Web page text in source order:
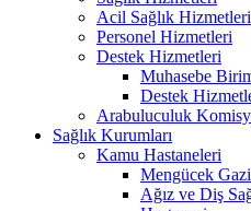
Acil Sağlık Hizmetleri
Personel Hizmetleri
Destek Hizmetleri
Muhasebe
Destek
Arabuluculuk
Sağlık Kurumları
Kamu Hastaneleri
Mengücek
Ağız ve Diş